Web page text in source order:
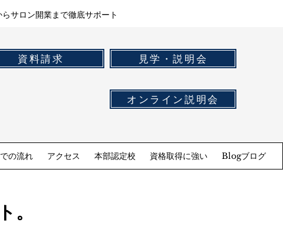
サロン開業まで徹底サポート
資料請求 見学・説明会
オンライン説明会
の流れ アクセス 本部認定校 資格取得に強い Blogブログ
。